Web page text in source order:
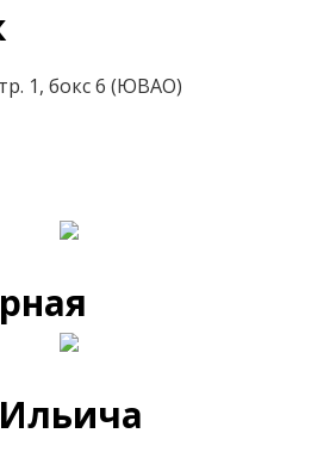
1, бокс 6 (ЮВАО)